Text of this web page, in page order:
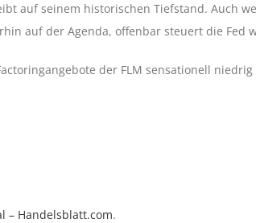
auf seinem historischen Tiefstand. Auch
auf der Agenda, offenbar steuert die Fed
der FLM sensationell
– Handelsblatt.com.